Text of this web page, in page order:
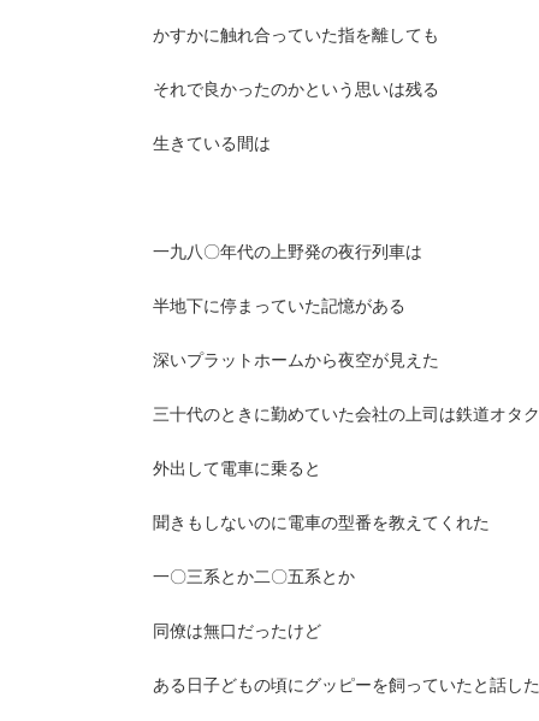
かすかに触れ合っていた指を離しても
それで良かったのかという思いは残る
生きている間は
一九八〇年代の上野発の夜行列車は
半地下に停まっていた記憶がある
深いプラットホームから夜空が見えた
三十代のときに勤めていた会社の上司は鉄道オタ
外出して電車に乗ると
聞きもしないのに電車の型番を教えてくれた
一〇三系とか二〇五系とか
同僚は無口だったけど
ある日子どもの頃にグッピーを飼っていたと話し